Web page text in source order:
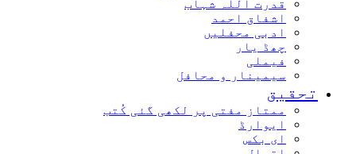
قدرت اللہ شہاب
اشفاق احمد
ادبی محفلیں
چھڈ یار
فیملی
سیمینار و محافل
تحقیق
ممتاز مفتی پر لکھی گئی کُتب
ایوارڈ
ای بکس